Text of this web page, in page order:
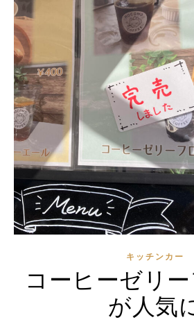
キッチンカー
コーヒーゼリ
が人気